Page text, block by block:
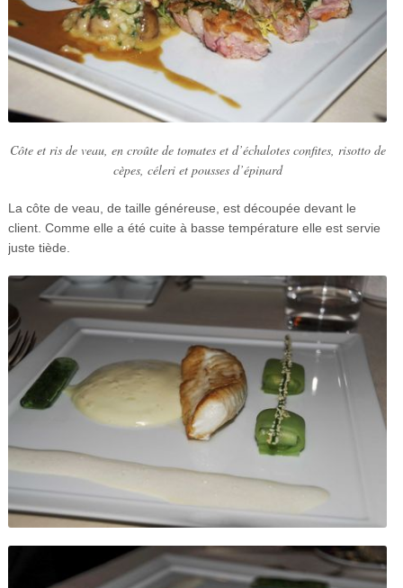
Côte et ris de veau, en croûte de tomates et d’échalotes confites, risotto de
cèpes, céleri et pousses d’épinard
La côte de veau, de taille généreuse, est découpée devant le
client. Comme elle a été cuite à basse température elle est servie
juste tiède.